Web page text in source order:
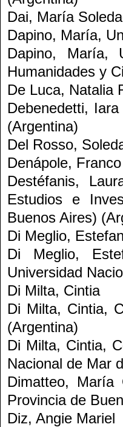
Dai, María
Dapino, María,
Dapino, María,
Humanidades y
De Luca, Natalia
Debenedetti,
(Argentina)
Del Rosso,
Denápole, Franco
Destéfanis,
Estudios e
Buenos Aires)
Di Meglio,
Di Meglio,
Universidad
Di Milta, Cintia
Di Milta, Cintia,
(Argentina)
Di Milta, Cintia,
Nacional de Mar
Dimatteo, María
Provincia de
Diz, Angie Mariel